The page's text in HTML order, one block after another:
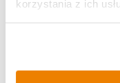
korzystania z ich
Komitet
Modzelewska –